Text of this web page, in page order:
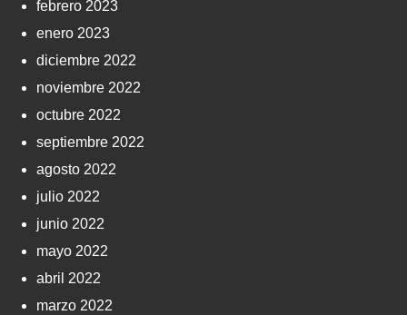
febrero 2023
enero 2023
diciembre 2022
noviembre 2022
octubre 2022
septiembre 2022
agosto 2022
julio 2022
junio 2022
mayo 2022
abril 2022
marzo 2022